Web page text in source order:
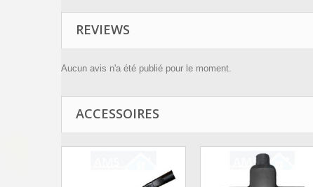
REVIEWS
Aucun avis n'a été publié pour le moment.
ACCESSOIRES